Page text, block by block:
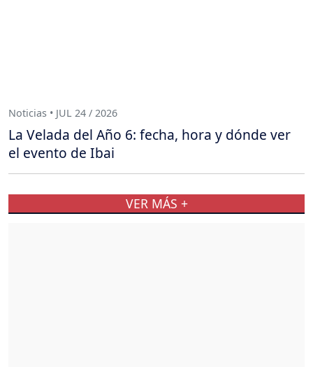
Noticias • JUL 24 / 2026
La Velada del Año 6: fecha, hora y dónde ver
el evento de Ibai
VER MÁS +